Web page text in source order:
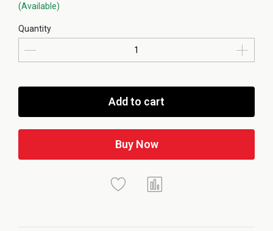
(Available)
Quantity
Add to cart
Buy Now